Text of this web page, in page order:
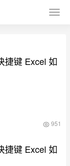
捷键 Excel 如
951
捷键 Excel 如